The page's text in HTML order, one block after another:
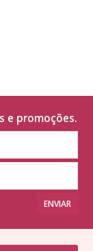
e promoções.
ENVIAR